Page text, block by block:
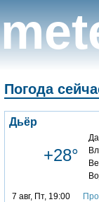
Погода
Дьёр
+28°
7 авг, Пт, 19:00